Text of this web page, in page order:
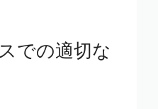
での適切な